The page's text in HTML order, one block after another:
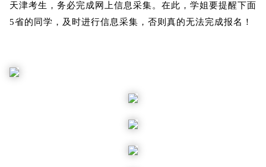
天津考生，务必完成网上信息采集。在此，学姐要提醒下面
5省的同学，及时进行信息采集，否则真的无法完成报名！